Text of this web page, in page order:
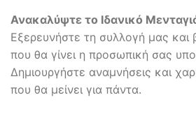
Ανακαλύψτε το Ιδανικό
Εξερευνήστε τη συλλογή μας και
που θα γίνει η προσωπική σας
Δημιουργήστε αναμνήσεις και
που θα μείνει για πάντα.